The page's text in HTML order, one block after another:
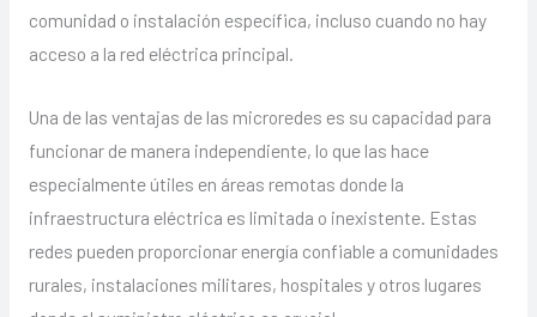
comunidad o instalación específica, incluso cuando no hay
acceso a la red eléctrica principal.
Una de las ventajas de las microredes es su capacidad para
funcionar de manera independiente, lo que las hace
especialmente útiles en áreas remotas donde la
infraestructura eléctrica es limitada o inexistente. Estas
redes pueden proporcionar energía confiable a comunidades
rurales, instalaciones militares, hospitales y otros lugares